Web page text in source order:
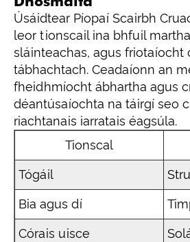
Úsáidtear Píopaí Scairbh
leor tionscail ina bhfuil
sláinteachas, agus friotaíocht
tábhachtach. Ceadaíonn an
fheidhmíocht ábhartha agus
déantúsaíochta na táirgí seo
riachtanais iarratais éagsúla.
Tionscal
Tógáil
Bia agus dí
Córais uisce